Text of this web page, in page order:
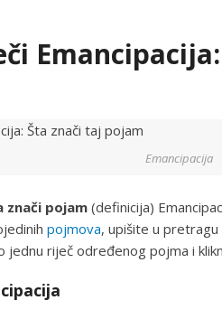
Emancipacija
znači pojam (definicija)
pojmova, upišite u pretragu
jednu riječ određenog pojma i